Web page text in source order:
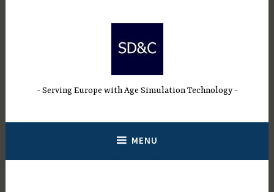
Serving Europe with Age Simulation Technology
MENU